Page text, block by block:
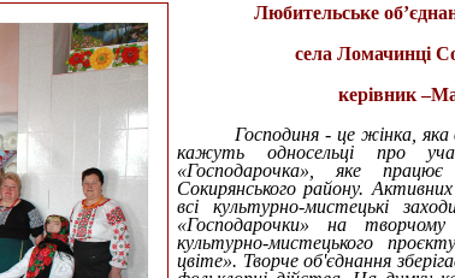
Любительське
села Ломачинці
керівник
Господиня - це жінка,
кажуть односельці про
«Господарочка», яке
Сокирянського району.
всі культурно-мистецькі
«Господарочки» на
культурно-мистецького
цвіте». Творче об'єднання